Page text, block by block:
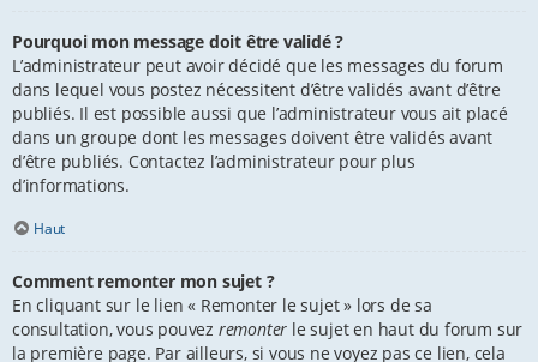
Pourquoi mon message doit être validé ?
L’administrateur peut avoir décidé que les messages du forum
dans lequel vous postez nécessitent d’être validés avant d’être
publiés. Il est possible aussi que l’administrateur vous ait placé
dans un groupe dont les messages doivent être validés avant
d’être publiés. Contactez l’administrateur pour plus
d’informations.
Haut
Comment remonter mon sujet ?
En cliquant sur le lien « Remonter le sujet » lors de sa
consultation, vous pouvez remonter le sujet en haut du forum sur
la première page. Par ailleurs, si vous ne voyez pas ce lien, cela